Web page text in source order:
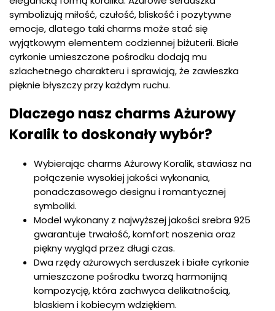
symbolizują miłość, czułość, bliskość i pozytywne
emocje, dlatego taki charms może stać się
wyjątkowym elementem codziennej biżuterii. Białe
cyrkonie umieszczone pośrodku dodają mu
szlachetnego charakteru i sprawiają, że zawieszka
pięknie błyszczy przy każdym ruchu.
Dlaczego nasz charms Ażurowy
Koralik to doskonały wybór?
Wybierając charms Ażurowy Koralik, stawiasz na
połączenie wysokiej jakości wykonania,
ponadczasowego designu i romantycznej
symboliki.
Model wykonany z najwyższej jakości srebra 925
gwarantuje trwałość, komfort noszenia oraz
piękny wygląd przez długi czas.
Dwa rzędy ażurowych serduszek i białe cyrkonie
umieszczone pośrodku tworzą harmonijną
kompozycję, która zachwyca delikatnością,
blaskiem i kobiecym wdziękiem.